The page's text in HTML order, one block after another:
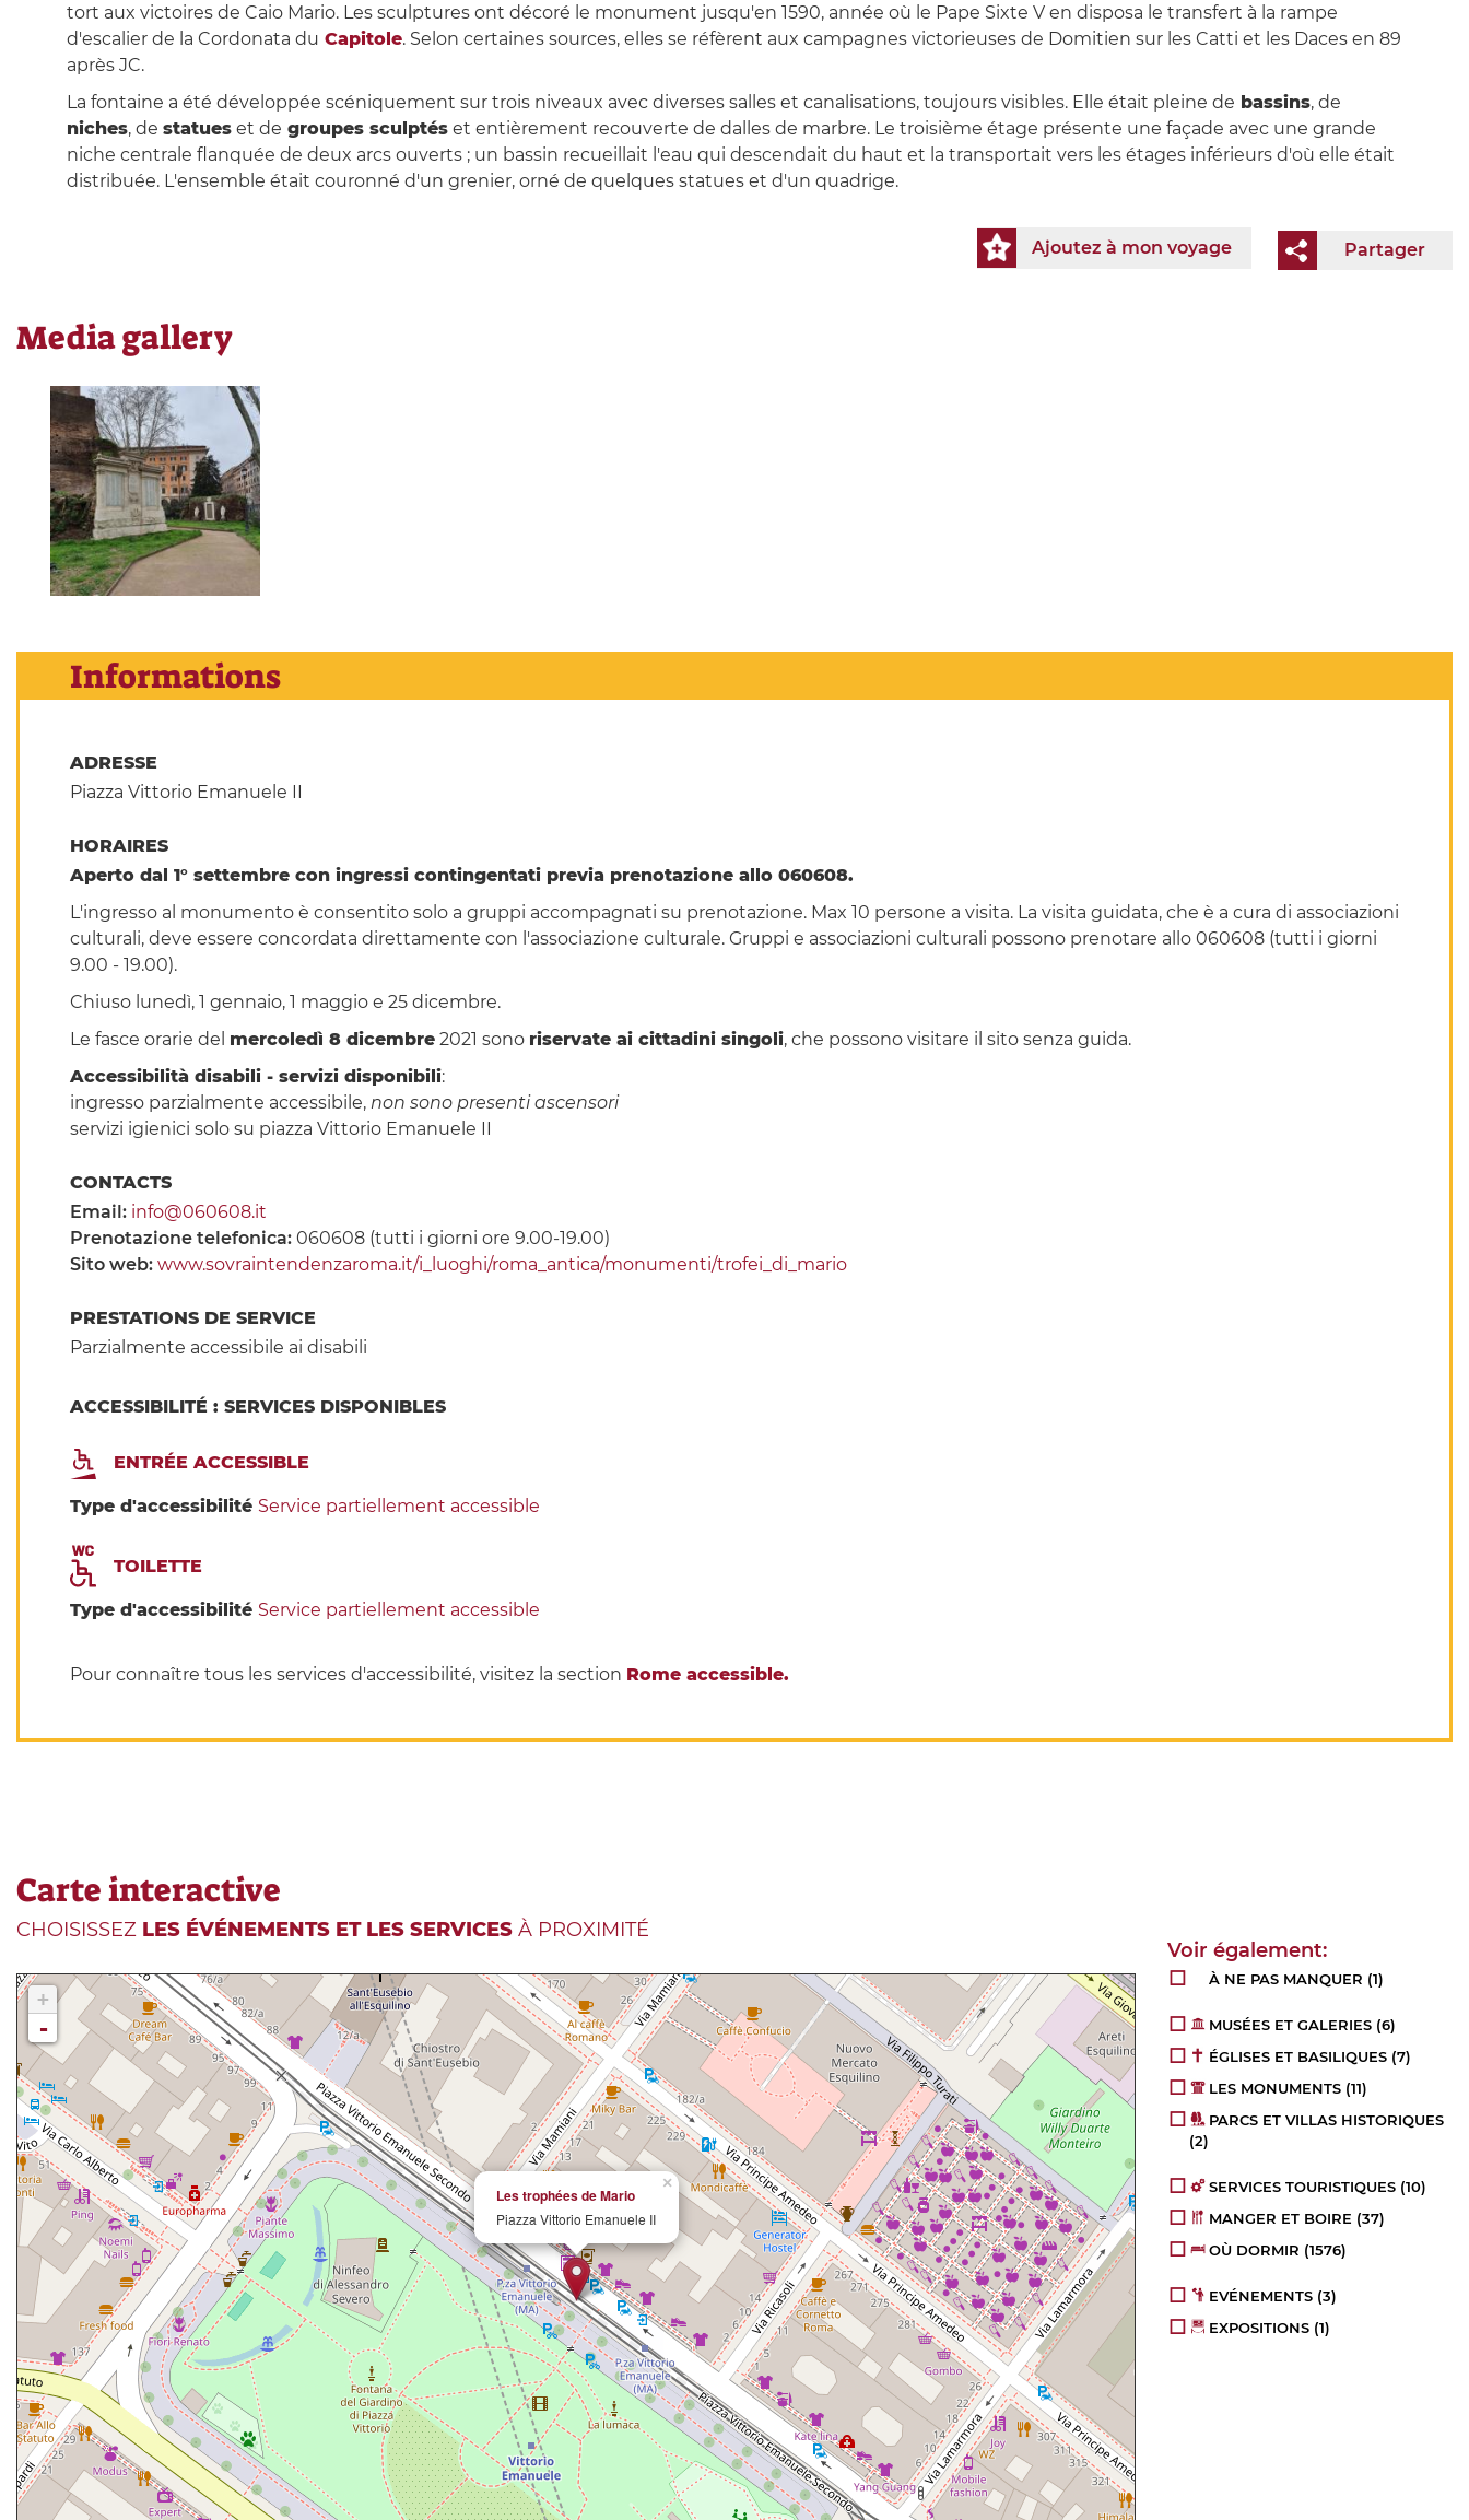
tort aux victoires de Caio Mario. Les sculptures ont décoré le monument jusqu'en 1590, année où le Pape Sixte V en disposa le transfert à la rampe
d'escalier de la Cordonata du Capitole. Selon certaines sources, elles se réfèrent aux campagnes victorieuses de Domitien sur les Catti et les Daces en 89
après JC.
La fontaine a été développée scéniquement sur trois niveaux avec diverses salles et canalisations, toujours visibles. Elle était pleine de bassins, de
niches, de statueset de groupes sculptéset entièrement recouverte de dalles de marbre. Le troisième étage présente une façade avec une grande
niche centrale flanquée de deux arcs ouverts ; un bassin recueillait l'eau qui descendait du haut et la transportait vers les étages inférieurs d'où elle était
distribuée. L'ensemble était couronné d'un grenier, orné de quelques statues et d'un quadrige.
Partager
Ajoutez à mon voyage
Media gallery
Informations
ADRESSE
Piazza Vittorio Emanuele II
HORAIRES
Aperto dal 1° settembre con ingressi contingentati previa prenotazione allo 060608.
L'ingresso al monumento è consentito solo a gruppi accompagnati su prenotazione. Max 10 persone a visita. La visita guidata, che è a cura di associazioni
culturali, deve essere concordata direttamente con l'associazione culturale. Gruppi e associazioni culturali possono prenotare allo 060608 (tutti i giorni
9.00 - 19.00).
Chiuso lunedì, 1 gennaio, 1 maggio e 25 dicembre.
Le fasce orarie del mercoledì 8 dicembre2021 sono riservate ai cittadini singoli, che possono visitare il sito senza guida.
Accessibilità disabili - servizi disponibili:
ingresso parzialmente accessibile, non sono presenti ascensori
servizi igienici solo su piazza Vittorio Emanuele II
CONTACTS
Email: info@060608.it
Prenotazione telefonica: 060608 (tutti i giorni ore 9.00-19.00)
Sito web: www.sovraintendenzaroma.it/i_luoghi/roma_antica/monumenti/trofei_di_mario
PRESTATIONS DE SERVICE
Parzialmente accessibile ai disabili
ACCESSIBILITÉ : SERVICES DISPONIBLES
ENTRÉE ACCESSIBLE
Type d'accessibilité Service partiellement accessible
TOILETTE
Type d'accessibilité Service partiellement accessible
Pour connaître tous les services d'accessibilité, visitez la section Rome accessible.
Carte interactive
CHOISISSEZ LES ÉVÉNEMENTS ET LES SERVICES À PROXIMITÉ
×
Les trophées de Mario
Piazza Vittorio Emanuele II
+
-
À NE PAS MANQUER (1)
MUSÉES ET GALERIES (6)
ÉGLISES ET BASILIQUES (7)
LES MONUMENTS (11)
PARCS ET VILLAS HISTORIQUES
(2)
SERVICES TOURISTIQUES (10)
MANGER ET BOIRE (37)
OÙ DORMIR (1576)
EVÉNEMENTS (3)
EXPOSITIONS (1)